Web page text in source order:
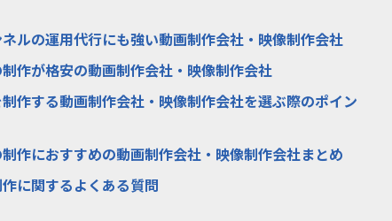
ルの運用代行にも強い動画制作会社・映像制作会社
作が格安の動画制作会社・映像制作会社
作する動画制作会社・映像制作会社を選ぶ際のポイン
作におすすめの動画制作会社・映像制作会社まとめ
に関するよくある質問